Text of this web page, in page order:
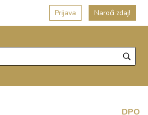
Prijava Naroči zdaj!
DPO